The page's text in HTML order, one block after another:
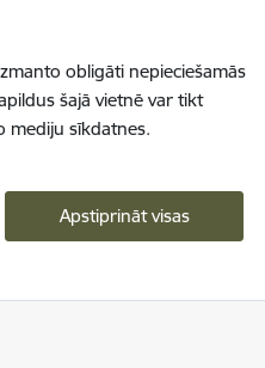
obligāti nepieciešamās
šajā vietnē var tikt
mediju sīkdatnes.
Apstiprināt visas